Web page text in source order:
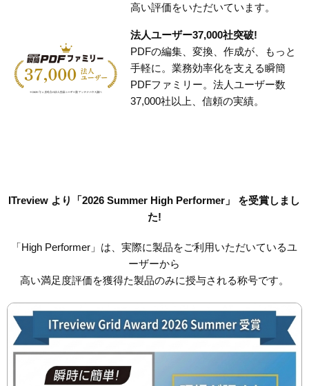
高い評価をいただいています。
法人ユーザー37,000社突破!
PDFの編集、変換、作成が、もっと
手軽に。業務効率化を支える瞬簡
PDFファミリー。法人ユーザー数
37,000社以上、信頼の実績。
ITreview より「2026 Summer High Performer」 を受賞しまし
た!
「High Performer」は、実際に製品をご利用いただいているユ
ーザーから
高い満足度評価を獲得た製品のみに授与される称号です。